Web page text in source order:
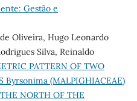
Gestão e
Oliveira, Hugo Leonardo
Silva, Reinaldo
PATTERN OF TWO
Byrsonima (MALPIGHIACEAE)
NORTH OF THE